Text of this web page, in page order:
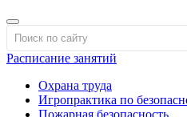
Расписание занятий
Охрана труда
Игропрактика по
Пожарная безопасность